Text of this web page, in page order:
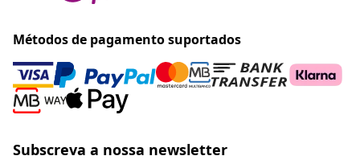
Métodos de pagamento suportados
Subscreva a nossa newsletter